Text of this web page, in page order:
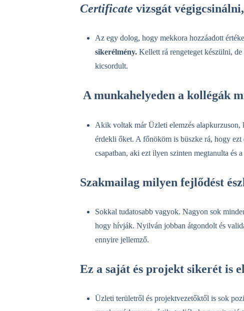
Certificate vizsgát
Az egy dolog, hogy mekkora hozzáadott
sikerélmény. Kellett rá rengeteget készülni,
kicsordult.
A munkahelyeden a kollégák
Akik voltak már Üzleti elemzés
érdekli őket. A főnököm is büszke rá, hogy
csapatban, aki ezt ilyen szinten megtanulta és
Szakmailag milyen fejlődést
Sokkal tudatosabb vagyok. Nagyon sok
hogy hívják. Nyilván jobban átgondolt és
ennyire jellemző.
Ez a saját és projekt sikerét is
Üzleti területről és projektvezetőktől is sok